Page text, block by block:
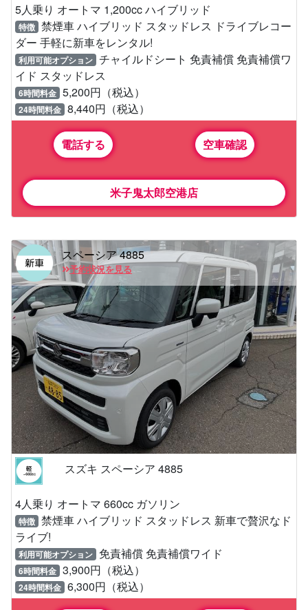
5人乗り オートマ 1,200cc ハイブリッド
特徴 禁煙車 ハイブリッド スタッドレス ドライブレコー
ダー 手軽に新車をレンタル!
利用可能オプション チャイルドシート 免責補償 免責補償ワ
イド スタッドレス
6時間料金 5,200円（税込）
24時間料金 8,440円（税込）
電話する 空車確認
米子鬼太郎空港店
スペーシア 4885
予約状況を見る
スズキ スペーシア 4885
4人乗り オートマ 660cc ガソリン
特徴 禁煙車 ハイブリッド スタッドレス 新車で贅沢なド
ライブ!
利用可能オプション 免責補償 免責補償ワイド
6時間料金 3,900円（税込）
24時間料金 6,300円（税込）